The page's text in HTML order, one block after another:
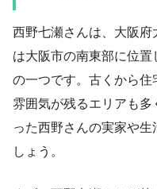
西野七瀬さんは、大阪
は大阪市の南東部に位
の一つです。古くから
雰囲気が残るエリアも
った西野さんの実家や
しょう。